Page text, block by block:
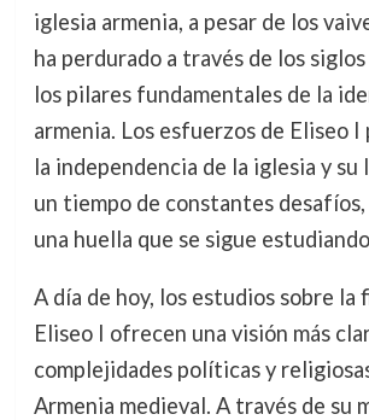
iglesia armenia, a pesar de los
ha perdurado a través de los
los pilares fundamentales de la
armenia. Los esfuerzos de Eliseo
la independencia de la iglesia y su
un tiempo de constantes desafíos,
una huella que se sigue
A día de hoy, los estudios sobre la
Eliseo I ofrecen una visión más
complejidades políticas y
Armenia medieval. A través de su